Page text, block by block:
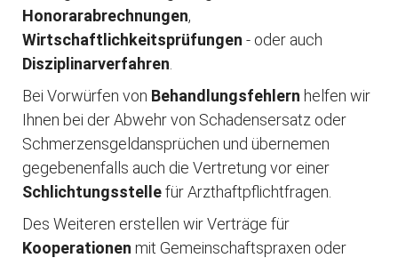
Honorarabrechnungen,
Wirtschaftlichkeitsprüfungen - oder auch
Disziplinarverfahren
Bei Vorwürfen von Behandlungsfehlern helfen wir
Ihnen bei der Abwehr von Schadensersatz oder
Schmerzensgeldansprüchen und übernemen
gegebenenfalls auch die Vertretung vor einer
Schlichtungsstellefür Arzthaftpflichtfragen.
Des Weiteren erstellen wir Verträge für
Kooperationen mit Gemeinschaftspraxen oder